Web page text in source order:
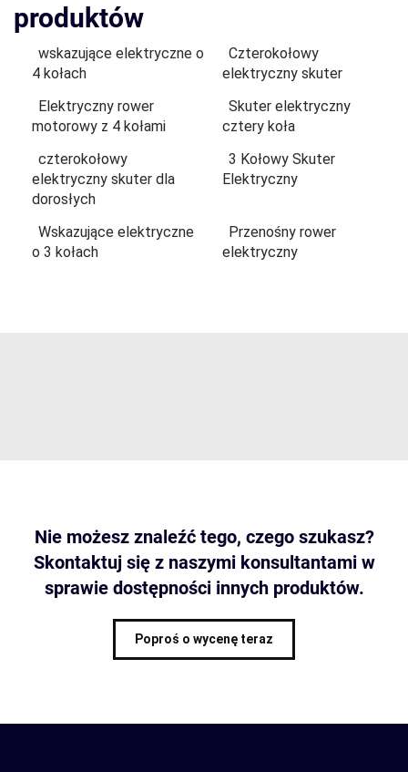
produktów
wskazujące elektryczne o
4 kołach
Czterokołowy
elektryczny skuter
Elektryczny rower
motorowy z 4 kołami
Skuter elektryczny
cztery koła
czterokołowy
elektryczny skuter dla
dorosłych
3 Kołowy Skuter
Elektryczny
Wskazujące elektryczne
o 3 kołach
Przenośny rower
elektryczny
Nie możesz znaleźć tego, czego szukasz?
Skontaktuj się z naszymi konsultantami w
sprawie dostępności innych produktów.
Poproś o wycenę teraz